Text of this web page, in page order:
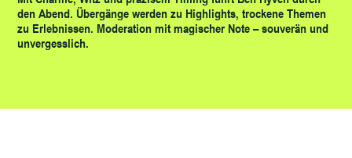
den Abend. Übergänge werden zu Highlights, trockene Themen
zu Erlebnissen. Moderation mit magischer Note – souverän und
unvergesslich.